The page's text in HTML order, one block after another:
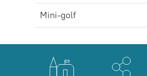
Mini-golf